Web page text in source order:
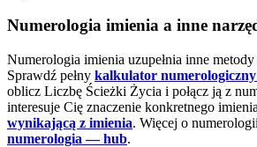
Numerologia imienia a inne
Numerologia imienia uzupełnia inne metody
Sprawdź pełny kalkulator
oblicz Liczbę Ścieżki Życia i połącz ją z
interesuje Cię znaczenie konkretnego
wynikającą z imienia. Więcej o
numerologia — hub.